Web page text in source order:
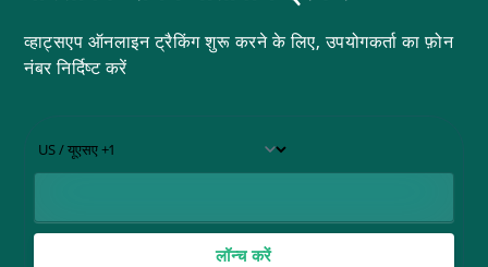
व्हाट्सएप ऑनलाइन ट्रैकिंग शुरू करने के लिए, उपयोगकर्ता का फ़ोन
नंबर निर्दिष्ट करें
लॉन्च करें